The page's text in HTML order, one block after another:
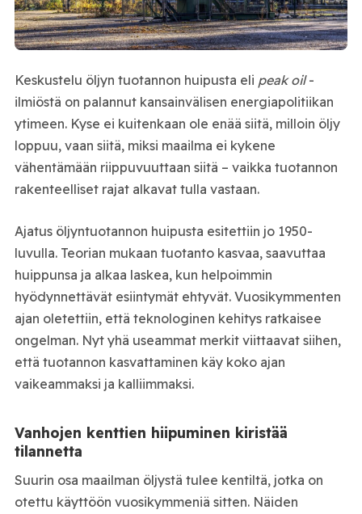
Keskustelu öljyn tuotannon huipusta eli peak oil-
ilmiöstä on palannut kansainvälisen energiapolitiikan
ytimeen. Kyse ei kuitenkaan ole enää siitä, milloin öljy
loppuu, vaan siitä, miksi maailma ei kykene
vähentämään riippuvuuttaan siitä – vaikka tuotannon
rakenteelliset rajat alkavat tulla vastaan.
Ajatus öljyntuotannon huipusta esitettiin jo 1950-
luvulla. Teorian mukaan tuotanto kasvaa, saavuttaa
huippunsa ja alkaa laskea, kun helpoimmin
hyödynnettävät esiintymät ehtyvät. Vuosikymmenten
ajan oletettiin, että teknologinen kehitys ratkaisee
ongelman. Nyt yhä useammat merkit viittaavat siihen,
että tuotannon kasvattaminen käy koko ajan
vaikeammaksi ja kalliimmaksi.
Vanhojen kenttien hiipuminen kiristää
tilannetta
Suurin osa maailman öljystä tulee kentiltä, jotka on
otettu käyttöön vuosikymmeniä sitten. Näiden